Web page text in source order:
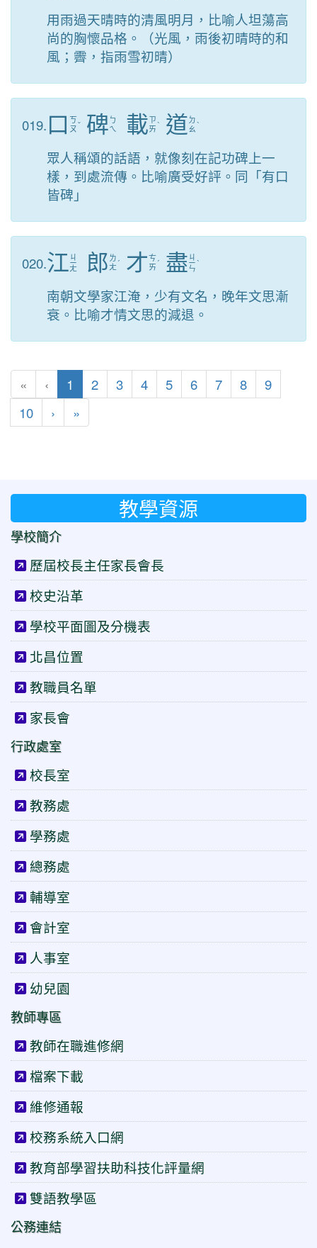
用雨過天晴時的清風明月，比喻人坦蕩高
尚的胸懷品格。（光風，雨後初晴時的和
風；霽，指雨雪初晴）
019.口 ㄎ
ㄡˇ 碑 ㄅ
ㄟ
載ㄗ
ㄞˋ 道 ㄉ
ㄠˋ
眾人稱頌的話語，就像刻在記功碑上一
樣，到處流傳。比喻廣受好評。同「有口
皆碑」
020.江 ㄐ
ㄧ
ㄤ 郎 ㄌ
ㄤ ˊ 才ㄘ
ㄞ ˊ 盡 ㄐ
ㄧ
ㄣ
ˋ
南朝文學家江淹，少有文名，晚年文思漸
衰。比喻才情文思的減退。
« ‹ 1 (目前頁次)
2 3 4 5 6 7 8
9
10
› 下一頁
»
教學資源
學校簡介
歷屆校長主任家長會長
校史沿革
學校平面圖及分機表
北昌位置
教職員名單
家長會
行政處室
校長室
教務處
學務處
總務處
輔導室
會計室
人事室
幼兒園
教師專區
教師在職進修網
檔案下載
維修通報
校務系統入口網
教育部學習扶助科技化評量網
雙語教學區
公務連結